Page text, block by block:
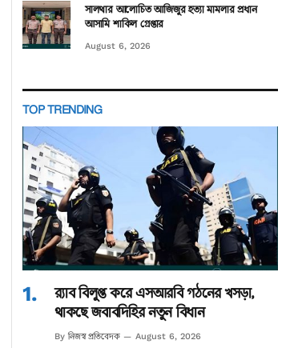
সালথার আলোচিত আজিজুর হত্যা মামলার প্রধান
আসামি শাকিল গ্রেপ্তার
August 6, 2026
TOP TRENDING
র‌্যাব বিলুপ্ত করে এসআরবি গঠনের খসড়া,
থাকছে জবাবদিহির নতুন বিধান
By নিজস্ব প্রতিবেদক August 6, 2026